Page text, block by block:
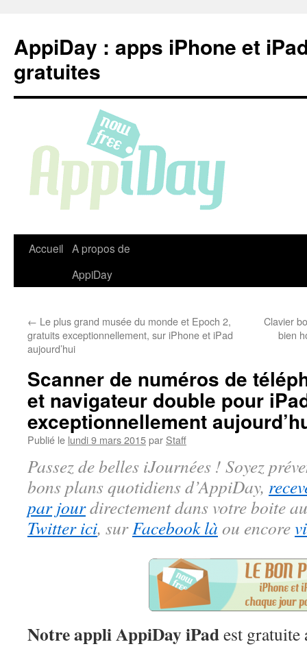
contenu
AppiDay : apps iPhone et
gratuites
Accueil A propos de
AppiDay
← Le plus grand musée du monde et Epoch 2,
gratuits exceptionnellement, sur iPhone et iPad
aujourd’hui
Clavier
bien
Scanner de numéros de
et navigateur double pour
exceptionnellement
Publié le lundi 9 mars 2015par Staff
Passez de belles iJournées ! Soyez
bons plans quotidiens d’AppiDay,
par jourdirectement dans votre boite
Twitter ici, surFacebook là ou encore
Notre appli AppiDay iPadest gratuite